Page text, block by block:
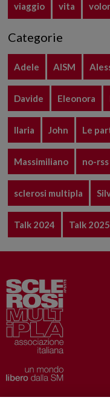
viaggio vita
Categorie
Adele AISM
Davide Eleonora
Ilaria John Le
Massimiliano no-rss
sclerosi multipla
Talk 2024 Talk 2025